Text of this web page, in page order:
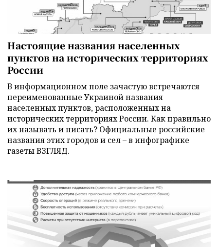
Настоящие названия населенных
пунктов на исторических территориях
России
В информационном поле зачастую встречаются
переименованные Украиной названия
населенных пунктов, расположенных на
исторических территориях России. Как правильно
их называть и писать? Официальные российские
названия этих городов и сел – в инфографике
газеты ВЗГЛЯД.